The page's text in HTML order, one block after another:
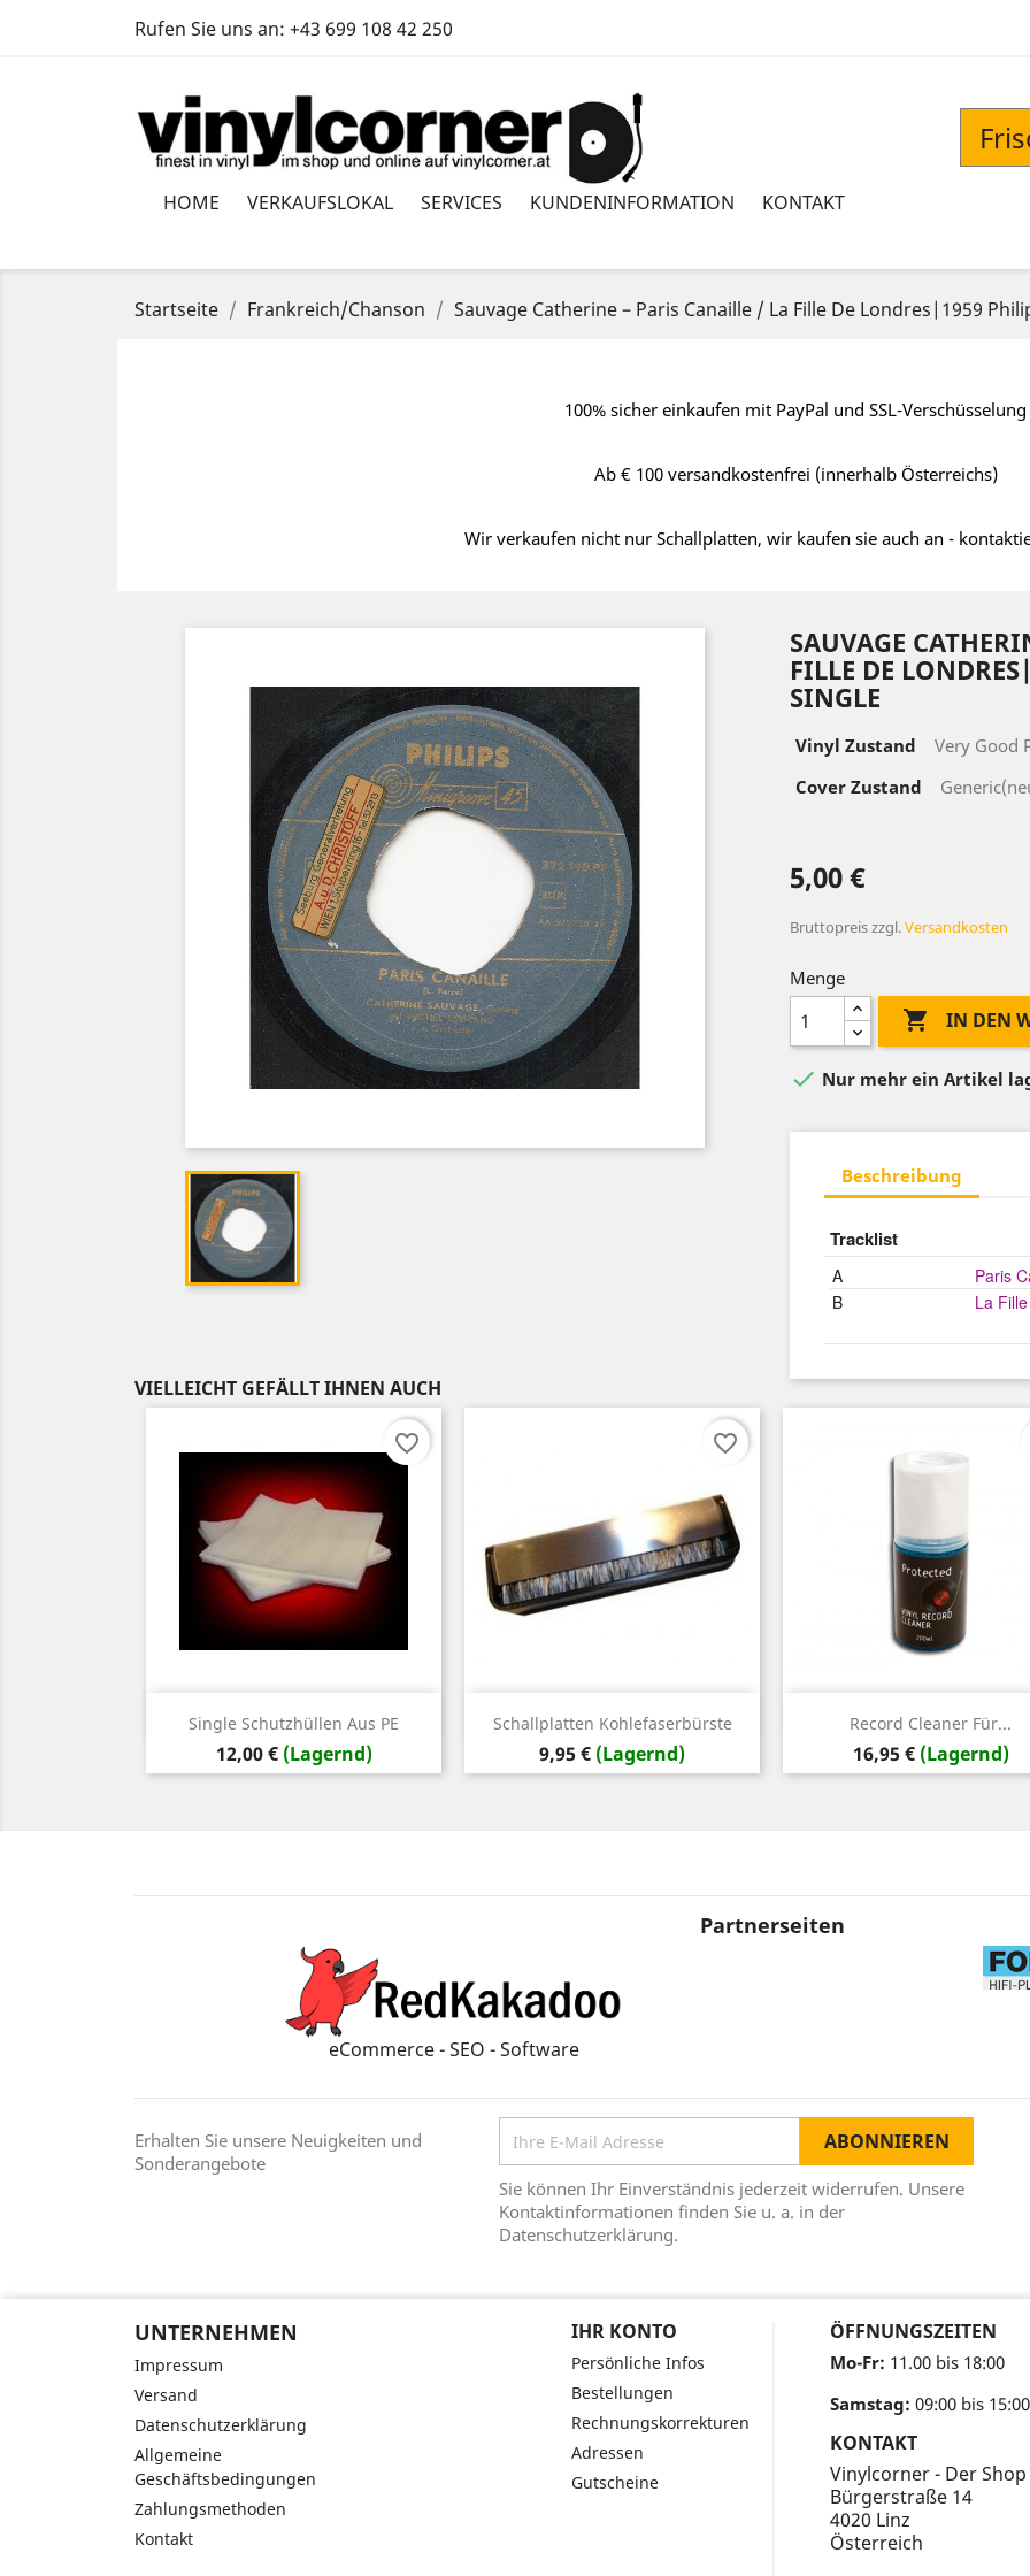
Rufen Sie uns an: +43 699 108 42 250
HOME VERKAUFSLOKAL SERVICES KUNDENINFORMATION KONTAKT
Startseite Frankreich/Chanson Sauvage ‎Catherine – Paris Canaille / La Fille De Londres|1959
100% sicher einkaufen mit PayPal und SSL-Verschüsselung
Ab € 100 versandkostenfrei (innerhalb Österreichs)
Wir verkaufen nicht nur Schallplatten, wir kaufen sie auch an -
SAUVAGE
FILLE DE
SINGLE
Vinyl Zustand
Very Good
Cover Zustand
5,00 €
Bruttopreiszzgl.Versandkosten
Menge
 IN DEN
 Nur mehr ein Artikel
Beschreibung
Tracklist
A
Paris
B
La
VIELLEICHT GEFÄLLT IHNEN AUCH
Single Schutzhüllen Aus PE
Preis
12,00 € (Lagernd)
Vorschau
favorite_border
Schallplatten Kohlefaserbürste
Preis
9,95 € (Lagernd)
Vorschau
favorite_border
Record Cleaner Für...
Preis
16,95 € (Lagernd)
Vorschau
Partnerseiten
eCommerce - SEO - Software
Erhalten Sie unsere Neuigkeiten und
Sonderangebote
Sie können Ihr Einverständnis jederzeit widerrufen. Unsere
Kontaktinformationen finden Sie u. a. in der
Datenschutzerklärung.
UNTERNEHMEN
Impressum
Versand
Datenschutzerklärung
Allgemeine
Geschäftsbedingungen
Zahlungsmethoden
Kontakt
IHR KONTO
Persönliche Infos
Bestellungen
Rechnungskorrekturen
Adressen
Gutscheine
ÖFFNUNGSZEITEN
Mo-Fr: 11.00 bis 18:00
Samstag: 09:00 bis 15:00
KONTAKT
Vinylcorner - Der
Bürgerstraße 14
4020 Linz
Österreich